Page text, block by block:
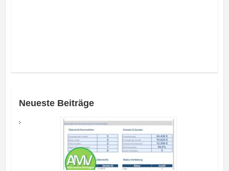
Neueste Beiträge